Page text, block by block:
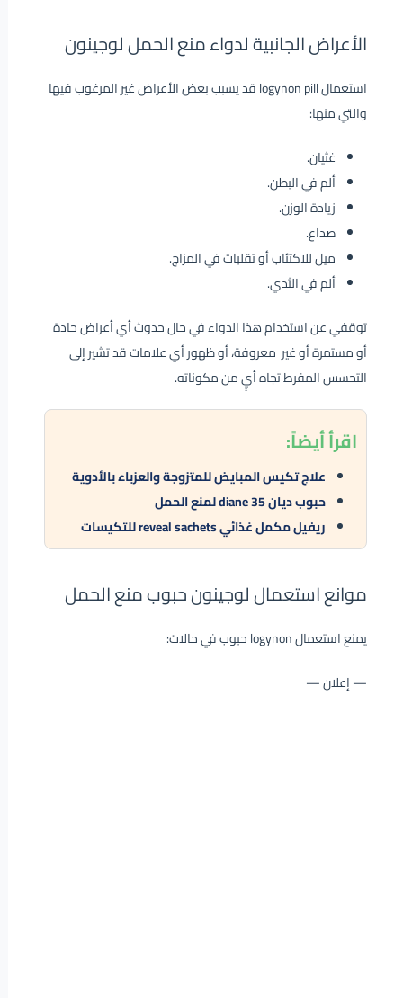
الأعراض الجانبية لدواء منع الحمل لوجينون
استعمال logynon pill قد يسبب بعض الأعراض غير المرغوب فيها
والتي منها:
غثيان.
ألم في البطن.
زيادة الوزن.
صداع.
ميل للاكتئاب أو تقلبات في المزاج.
ألم في الثدي.
توقفي عن استخدام هذا الدواء في حال حدوث أي أعراض حادة
أو مستمرة أو غير معروفة، أو ظهور أي علامات قد تشير إلى
التحسس المفرط تجاه أيٍ من مكوناته.
اقرأأيضاً:
علاج تكيس المبايض للمتزوجة والعزباء بالأدوية
حبوب ديان diane 35 لمنع الحمل
ريفيل مكمل غذائي reveal sachets للتكيسات
موانع استعمال لوجينون حبوب منع الحمل
يمنع استعمال logynon حبوب في حالات:
— إعلان —